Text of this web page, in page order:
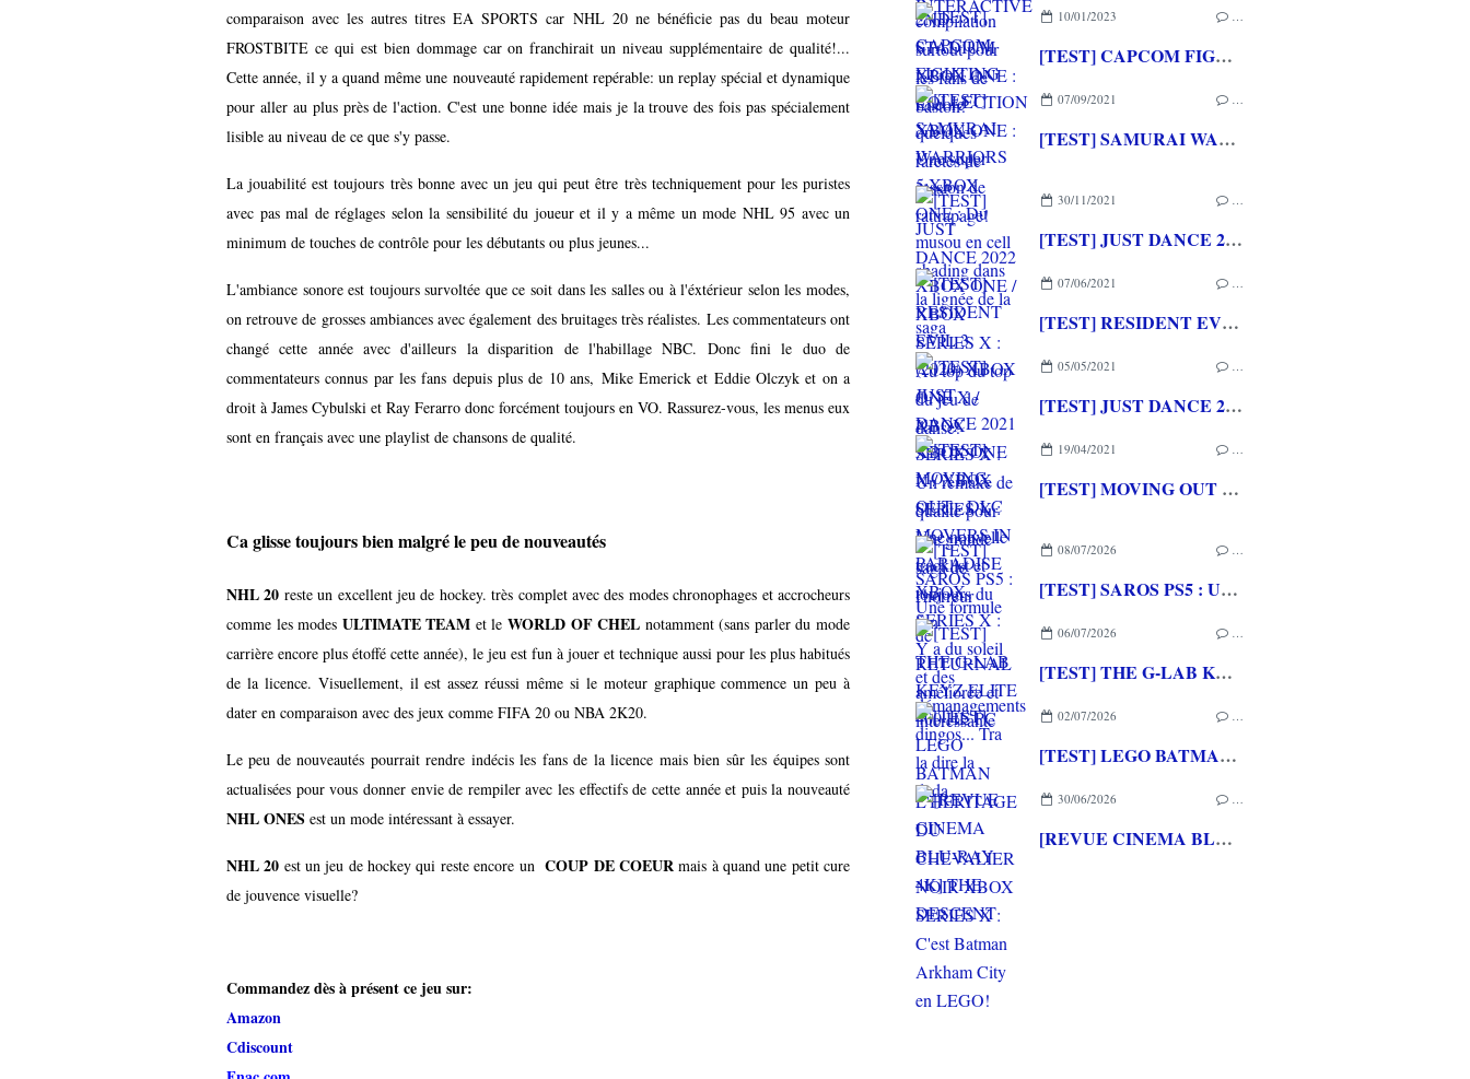
comparaison avec les autres titres EA SPORTS car NHL 20 ne bénéficie pas du beau moteur
FROSTBITE ce qui est bien dommage car on franchirait un niveau supplémentaire de qualité!...
Cette année, il y a quand même une nouveauté rapidement repérable: un replay spécial et dynamique
pour aller au plus près de l'action. C'est une bonne idée mais je la trouve des fois pas spécialement
lisible au niveau de ce que s'y passe.
La jouabilité est toujours très bonne avec un jeu qui peut être très techniquement pour les puristes
avec pas mal de réglages selon la sensibilité du joueur et il y a même un mode NHL 95 avec un
minimum de touches de contrôle pour les débutants ou plus jeunes...
L'ambiance sonore est toujours survoltée que ce soit dans les salles ou à l'éxtérieur selon les modes,
on retrouve de grosses ambiances avec également des bruitages très réalistes. Les commentateurs ont
changé cette année avec d'ailleurs la disparition de l'habillage NBC. Donc fini le duo de
commentateurs connus par les fans depuis plus de 10 ans, Mike Emerick et Eddie Olczyk et on a
droit à James Cybulski et Ray Ferarro donc forcément toujours en VO. Rassurez-vous, les menus eux
sont en français avec une playlist de chansons de qualité.
Ca glisse toujours bien malgré le peu de nouveautés
NHL 20 reste un excellent jeu de hockey. très complet avec des modes chronophages et accrocheurs
comme les modes ULTIMATE TEAM et leWORLD OF CHEL notamment (sans parler du mode
carrière encore plus étoffé cette année), le jeu est fun à jouer et technique aussi pour les plus habitués
de la licence. Visuellement, il est assez réussi même si le moteur graphique commence un peu à
dater en comparaison avec des jeux comme FIFA 20 ou NBA 2K20.
Le peu de nouveautés pourrait rendre indécis les fans de la licence mais bien sûr les équipes sont
actualisées pour vous donner envie de rempiler avec les effectifs de cette année et puis la nouveauté
NHL ONES est un mode intéressant à essayer.
NHL 20 est un jeu de hockey qui reste encore unCOUP DE COEUR mais à quand une petit cure
de jouvence visuelle?
Commandez dès à présent ce jeu sur:
Amazon
Cdiscount
10/01/2023 …
[TEST] CAPCOM FIGHTING COLLECTION XBOX ONE : Une super session de rattrapage!
07/09/2021 …
[TEST] SAMURAI WARRIORS 5 XBOX ONE : Du musou en cell shading dans la lignée de la saga
30/11/2021 …
[TEST] JUST DANCE 2022 XBOX ONE / XBOX SERIES X : Au top du top du jeu de danse!
07/06/2021 …
[TEST] RESIDENT EVIL 3 (2020) XBOX ONE X / XBOX SERIES X : Un remake de qualité pour une grande saga de l'horreur
05/05/2021 …
[TEST] JUST DANCE 2021 XBOX ONE X / XBOX SERIES X : Une nouvelle tracklist et toujours du fun
19/04/2021 …
[TEST] MOVING OUT - DLC MOVERS IN PARADISE XBOX SERIES X : Y a du soleil et des démanagements dingos... Tra la dire la dada...
08/07/2026 …
[TEST] SAROS PS5 : Une formule de RETURNAL améliorée et interessante
06/07/2026 …
[TEST] THE G-LAB KEYZ ELITE 400 HE PC
02/07/2026 …
[TEST] LEGO BATMAN L'HERITAGE DU CHEVALIER NOIR XBOX SERIES X : C'est Batman Arkham City en LEGO!
30/06/2026 …
[REVUE CINEMA BLU-RAY 4K] THE DESCENT